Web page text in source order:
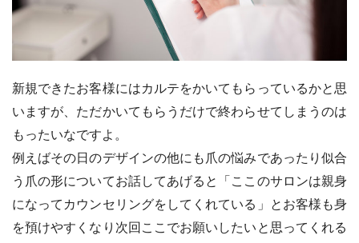
新規できたお客様にはカルテをかいてもらっているかと思
いますが、ただかいてもらうだけで終わらせてしまうのは
もったいなですよ。
例えばその日のデザインの他にも爪の悩みであったり似合
う爪の形についてお話してあげると「ここのサロンは親身
になってカウンセリングをしてくれている」とお客様も身
を預けやすくなり次回ここでお願いしたいと思ってくれる